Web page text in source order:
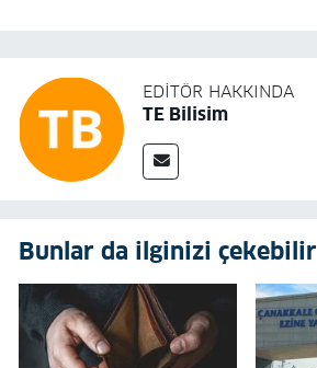
EDITÖR HAKKINDA
TE Bilisim
Bunlar da ilginizi çekebilir